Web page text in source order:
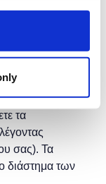
σε ώρες και
το έχετε
τα
σας). Τα
διάστημα των